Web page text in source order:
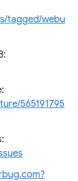
tagged/webu
565191795